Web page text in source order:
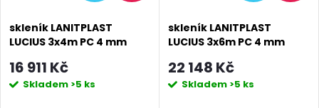
skleník LANITPLAST
LUCIUS 3x4m PC 4 mm
16 911 Kč
Skladem >5 ks
skleník LANITPLAST
LUCIUS 3x6m PC 4 mm
22 148 Kč
Skladem >5 ks